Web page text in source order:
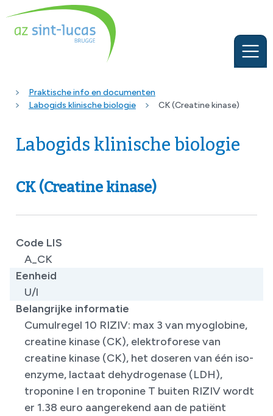
Praktische info en documenten
Labogids klinische biologie
CK (Creatine kinase)
Labogids klinische biologie
CK (Creatine kinase)
Code LIS
A_CK
Eenheid
U/l
Belangrijke informatie
Cumulregel 10 RIZIV: max 3 van myoglobine,
creatine kinase (CK), elektroforese van
creatine kinase (CK), het doseren van één iso-
enzyme, lactaat dehydrogenase (LDH),
troponine I en troponine T buiten RIZIV wordt
er 1.38 euro aangerekend aan de patiënt ​